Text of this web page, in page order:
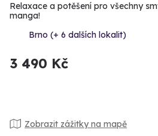
Relaxace a potěšení pro všechny
manga!
Brno (+ 6 dalších lokalit)
3 490 Kč
Zobrazit zážitky na mapě